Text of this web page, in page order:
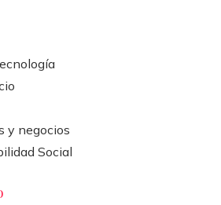
y negocios
Social